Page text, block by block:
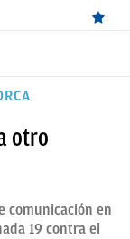
otro
comunicación en
19 contra el